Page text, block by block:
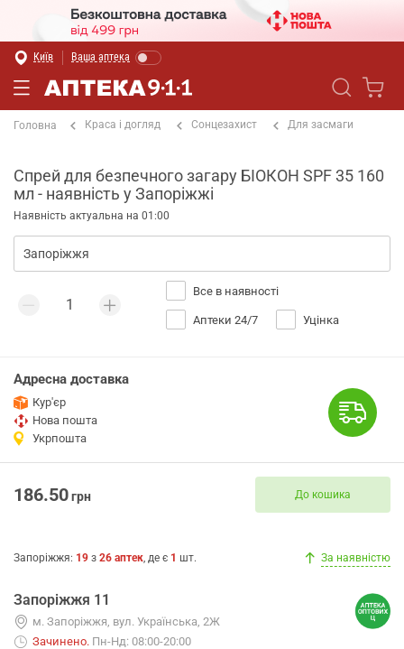
Київ Ваша аптека
Головна Краса і догляд Сонцезахист Для засмаги
Спрей для безпечного загару БІОКОН SPF 35 160
мл - наявність у Запоріжжі
Наявність актуальна на 01:00
Все в наявності
Аптеки 24/7 Уцінка
Адресна доставка
Кур'єр
Нова пошта
Укрпошта
186.50грн До кошика
Запоріжжя: 19 з 26 аптек, де є 1 шт. За наявністю
Запоріжжя 11
м. Запоріжжя, вул. Українська, 2Ж
Зачинено. Пн-Нд: 08:00-20:00